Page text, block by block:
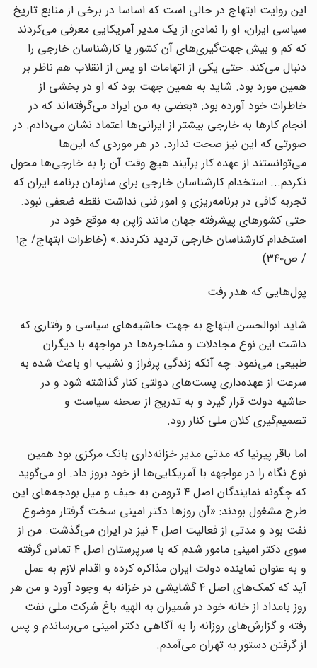
این روایت ابتهاج در حالی است که اساسا در برخی از منابع تاریخ
سیاسی ایران، او را نمادی از یک مدیر آمریکایی معرفی می‌کردند
که کم و بیش جهت‌گیری‌های آن کشور یا کار‌شناسان خارجی را
دنبال می‌کند. حتی یکی از اتهامات او پس از انقلاب هم ناظر بر
همین مورد بود. شاید به همین جهت بود که او در بخشی از
خاطرات خود آورده بود: «بعضی به من ایراد می‌گرفته‌اند که در
انجام کار‌ها به خارجی بیشتر از ایرانی‌ها اعتماد نشان می‌دادم. در
صورتی که این نیز صحت ندارد. در هر موردی که این‌ها
می‌توانستند از عهده کار برآیند هیچ وقت آن را به خارجی‌ها محول
نکردم... استخدام کار‌شناسان خارجی برای سازمان برنامه ایران که
تجربه کافی در برنامه‌ریزی و امور فنی نداشت نقطه ضعفی نبود.
حتی کشورهای پیشرفته جهان مانند ژاپن به موقع خود در
استخدام کار‌شناسان خارجی تردید نکردند.» (خاطرات ابتهاج/ ج۱
/ ص۳۴۰)
پول‌هایی که هدر رفت
شاید ابوالحسن ابتهاج به جهت حاشیه‌های سیاسی و رفتاری که
داشت این نوع مجادلات و مشاجره‌ها در مواجهه با دیگران
طبیعی می‌نمود. چه آنکه زندگی پرفراز و نشیب او باعث شده به
سرعت از عهده‌داری پست‌های دولتی کنار گذاشته شود و در
حاشیه دولت قرار گیرد و به تدریج از صحنه سیاست و
تصمیم‌گیری کلان ملی کنار رود.
اما باقر پیرنیا که مدتی مدیر خزانه‌داری بانک مرکزی بود همین
نوع نگاه را در مواجهه با آمریکایی‌ها از خود بروز داد. او می‌گوید
که چگونه نمایندگان اصل ۴ ترومن به حیف و میل بودجه‌های این
طرح مشغول بودند: «آن روز‌ها دکتر امینی سخت گرفتار موضوع
نفت بود و مدتی از فعالیت اصل ۴ نیز در ایران می‌گذشت. من از
سوی دکتر امینی مامور شدم که با سرپرستان اصل ۴ تماس گرفته
و به عنوان نماینده دولت ایران مذاکره کرده و اقدام لازم به عمل
آید که کمک‌های اصل ۴ گشایشی در خزانه به وجود آورد و من هر
روز بامداد از خانه خود در شمیران به الهیه باغ شرکت ملی نفت
رفته و گزارش‌های روزانه را به آگاهی دکتر امینی می‌رساندم و پس
از گرفتن دستور به تهران می‌آمدم.